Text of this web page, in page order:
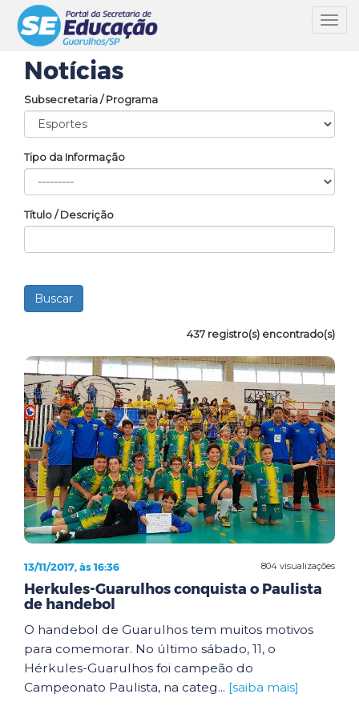
Notícias
Subsecretaria / Programa
Tipo da Informação
Título / Descrição
437 registro(s) encontrado(s)
804 visualizações
13/11/2017, às 16:36
Herkules-Guarulhos conquista o Paulista
de handebol
O handebol de Guarulhos tem muitos motivos
para comemorar. No último sábado, 11, o
Hérkules-Guarulhos foi campeão do
Campeonato Paulista, na categ... [saiba mais]